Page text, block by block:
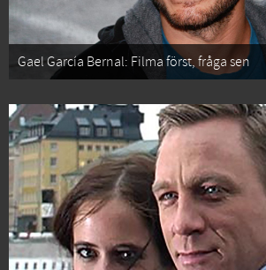
Gael García Bernal: Filma först, fråga sen